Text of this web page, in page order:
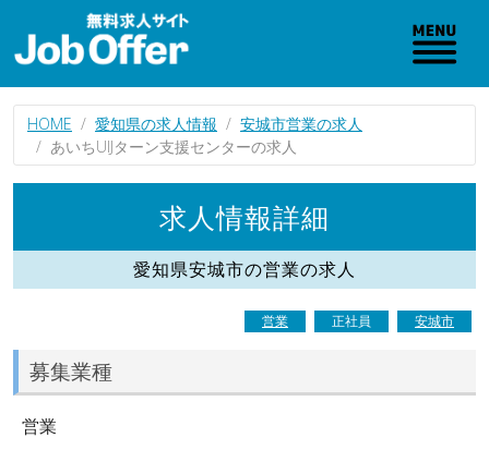
HOME 愛知県の求人情報
安城市営業の求人
あいちUIJターン支援センターの求人
求人情報詳細
愛知県安城市の営業の求人
営業 正社員 安城市
募集業種
営業